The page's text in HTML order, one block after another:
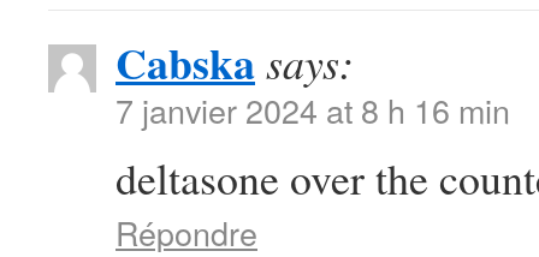
Cabskasays:
7 janvier 2024 at 8 h 16 min
deltasone over the
Répondre